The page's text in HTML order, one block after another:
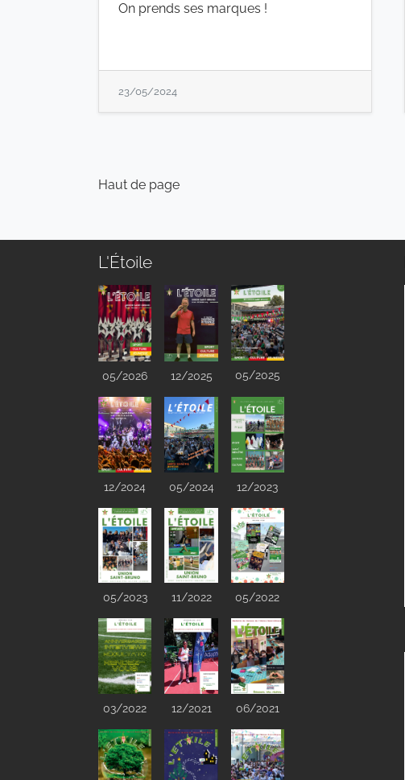
On prends ses marques !
23/05/2024
Haut de page
L'Étoile
05/2026 12/2025 05/2025
12/2024 05/2024 12/2023
05/2023 11/2022 05/2022
03/2022 12/2021 06/2021